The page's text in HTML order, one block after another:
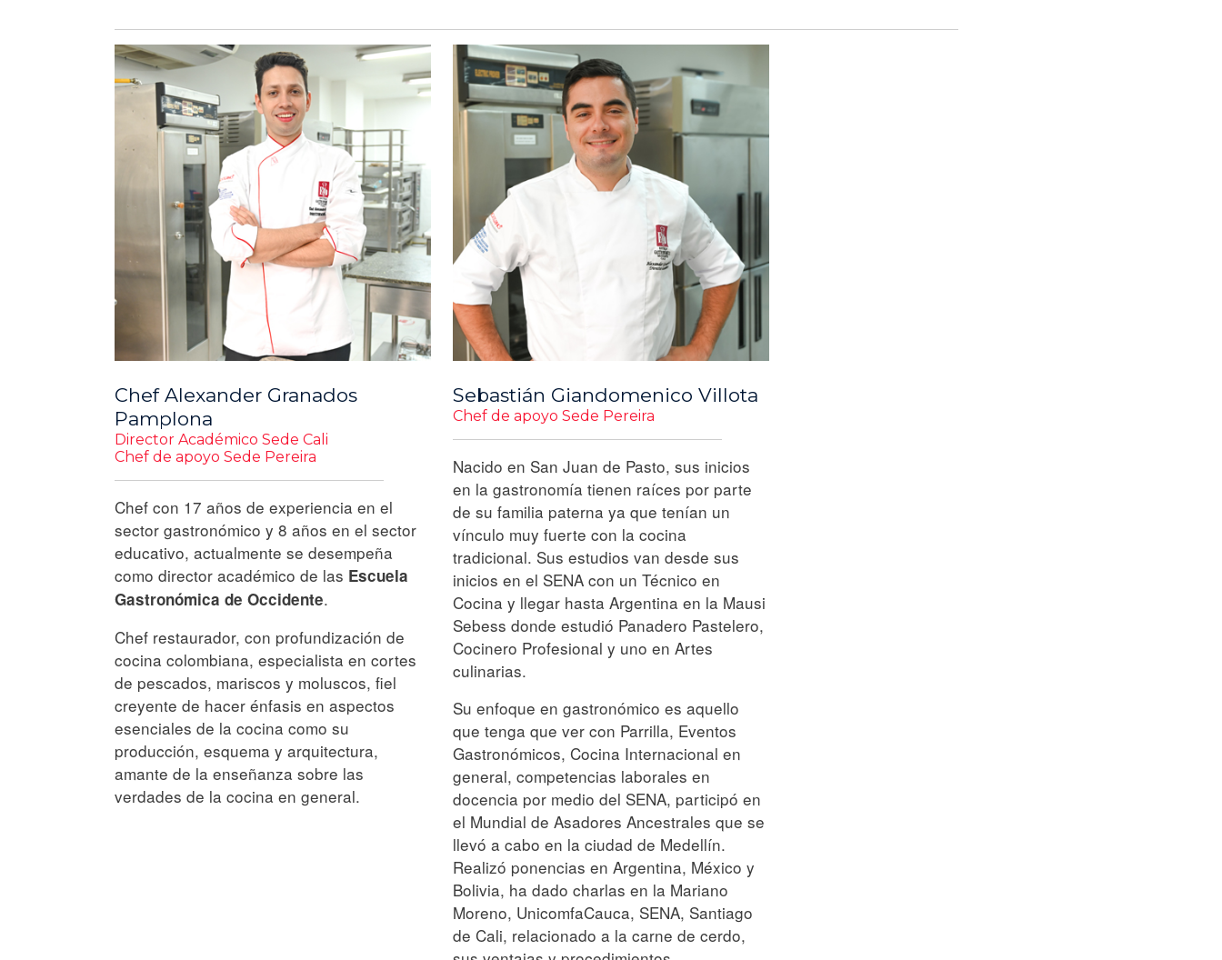
Chef Alexander Granados
Pamplona
Director Académico Sede Cali
Chef de apoyo Sede Pereira
Chef con 17 años de experiencia en el
sector gastronómico y 8 años en el sector
educativo, actualmente se desempeña
como director académico de las Escuela
Gastronómica de Occidente.
Chef restaurador, con profundización de
cocina colombiana, especialista en cortes
de pescados, mariscos y moluscos, fiel
creyente de hacer énfasis en aspectos
esenciales de la cocina como su
producción, esquema y arquitectura,
amante de la enseñanza sobre las
verdades de la cocina en general.
Sebastián Giandomenico Villota
Chef de apoyo Sede Pereira
Nacido en San Juan de Pasto, sus inicios
en la gastronomía tienen raíces por parte
de su familia paterna ya que tenían un
vínculo muy fuerte con la cocina
tradicional. Sus estudios van desde sus
inicios en el SENA con un Técnico en
Cocina y llegar hasta Argentina en la Mausi
Sebess donde estudió Panadero Pastelero,
Cocinero Profesional y uno en Artes
culinarias.
Su enfoque en gastronómico es aquello
que tenga que ver con Parrilla, Eventos
Gastronómicos, Cocina Internacional en
general, competencias laborales en
docencia por medio del SENA, participó en
el Mundial de Asadores Ancestrales que se
llevó a cabo en la ciudad de Medellín.
Realizó ponencias en Argentina, México y
Bolivia, ha dado charlas en la Mariano
Moreno, UnicomfaCauca, SENA, Santiago
de Cali, relacionado a la carne de cerdo,